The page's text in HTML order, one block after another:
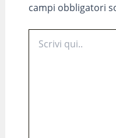
campi obbligatori
qui..